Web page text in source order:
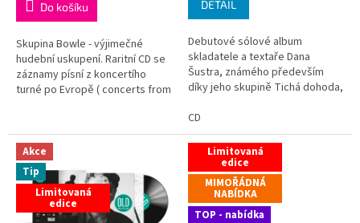
Do košíku
Skupina Bowle - výjimečné
hudební uskupení. Raritní CD se
záznamy písní z koncertího
turné po Evropě ( concerts from
Russia and Ukraine 1990 - 1992)
Sestava -...
DETAIL
Debutové sólové album
skladatele a textaře Dana
Šustra, známého především
díky jeho skupině Tichá dohoda,
lety, kde je téměř výhradním
autorem a je podepsán pod hity
jako Večírek...
CD
Akce
Tip
Limitovaná
edice
Limitovaná
edice
MIMOŘÁDNÁ
NABÍDKA
TOP - nabídka